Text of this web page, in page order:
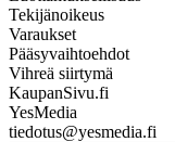
Tekijänoikeus
Varaukset
Pääsyvaihtoehdot
Vihreä siirtymä
KaupanSivu.fi
YesMedia
tiedotus@yesmedia.fi